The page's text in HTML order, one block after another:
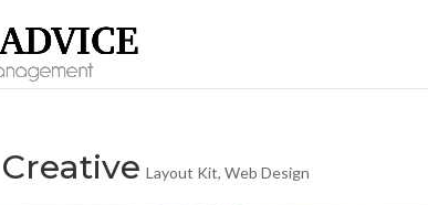
Layout Kit,Web Design